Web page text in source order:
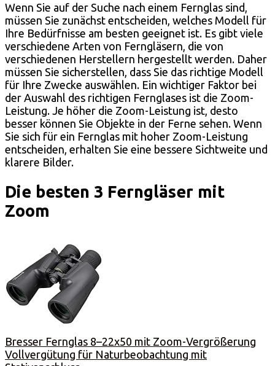
Wenn Sie auf der Suche nach einem Fernglas sind,
müssen Sie zunächst entscheiden, welches Modell für
Ihre Bedürfnisse am besten geeignet ist. Es gibt viele
verschiedene Arten von Ferngläsern, die von
verschiedenen Herstellern hergestellt werden. Daher
müssen Sie sicherstellen, dass Sie das richtige Modell
für Ihre Zwecke auswählen. Ein wichtiger Faktor bei
der Auswahl des richtigen Fernglases ist die Zoom-
Leistung. Je höher die Zoom-Leistung ist, desto
besser können Sie Objekte in der Ferne sehen. Wenn
Sie sich für ein Fernglas mit hoher Zoom-Leistung
entscheiden, erhalten Sie eine bessere Sichtweite und
klarere Bilder.
Die besten 3 Ferngläser mit
Zoom
Bresser Fernglas 8–22x50 mit Zoom-Vergrößerung
Vollvergütung für Naturbeobachtung mit